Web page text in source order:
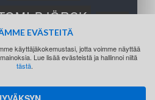
BJÖRCK
EVÄSTEITÄ
käyttäjäkokemustasi, jotta voimme näyttää
Lue lisää evästeistä ja hallinnoi niitä
tästä.